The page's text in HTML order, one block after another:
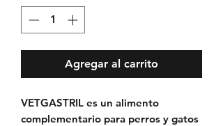
Agregar al carrito
VETGASTRIL es un alimento
complementario para perros y gatos